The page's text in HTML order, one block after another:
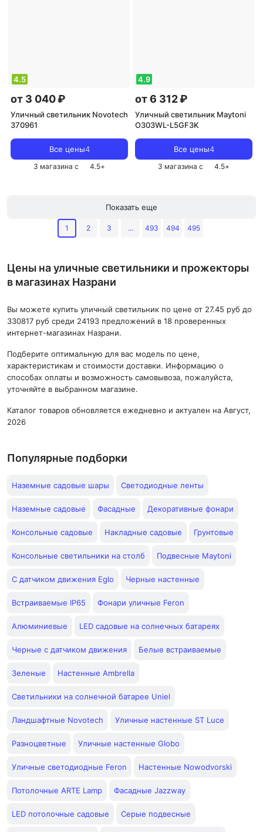
4.5
от 3 040 ₽
Уличный светильник Novotech
370961
Все цены4
3 магазина с 4.5+
4.9
от 6 312 ₽
Уличный светильник Maytoni
O303WL-L5GF3K
Все цены4
3 магазина с 4.5+
Показать еще
1 2 3 ... 493 494 495
Цены на уличные светильники и прожекторы
в магазинах Назрани
Вы можете купить уличный светильник по цене от 27.45 руб до
330817 руб среди 24193 предложений в 18 проверенных
интернет-магазинах Назрани.
Подберите оптимальную для вас модель по цене,
характеристикам и стоимости доставки. Информацию о
способах оплаты и возможность самовывоза, пожалуйста,
уточняйте в выбранном магазине.
Каталог товаров обновляется ежедневно и актуален на Август,
2026
Популярные подборки
Наземные садовые шары Светодиодные ленты
Наземные садовые Фасадные Декоративные фонари
Консольные садовые Накладные садовые Грунтовые
Консольные светильники на столб Подвесные Maytoni
С датчиком движения Eglo Черные настенные
Встраиваемые IP65 Фонари уличные Feron
Алюминиевые LED садовые на солнечных батареях
Черные с датчиком движения Белые встраиваемые
Зеленые Настенные Ambrella
Светильники на солнечной батарее Uniel
Ландшафтные Novotech Уличные настенные ST Luce
Разноцветные Уличные настенные Globo
Уличные светодиодные Feron Настенные Nowodvorski
Потолочные ARTE Lamp Фасадные Jazzway
LED потолочные садовые Серые подвесные